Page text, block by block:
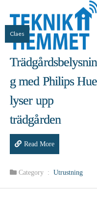
Claes
Trädgårdsbelysnin
g med Philips Hue
lyser upp
trädgården
Read More
Category : Utrustning